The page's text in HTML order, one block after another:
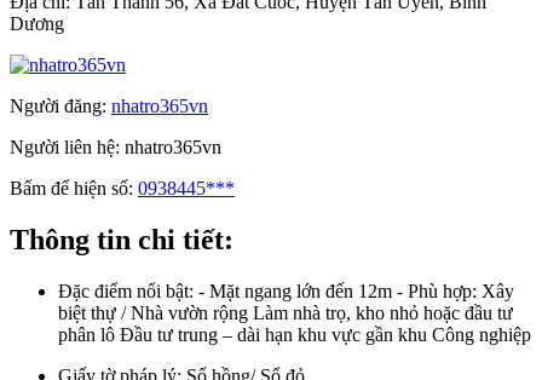
Dương
Người đăng: nhatro365vn
Người liên hệ: nhatro365vn
Bấm để hiện số: 0938445***
Thông tin chi tiết:
Đặc điểm nổi bật: - Mặt ngang lớn đến 12m - Phù hợp: Xây
biệt thự / Nhà vườn rộng Làm nhà trọ, kho nhỏ hoặc đầu tư
phân lô Đầu tư trung – dài hạn khu vực gần khu Công nghiệp
Giấy tờ pháp lý: Sổ hồng/ Sổ đỏ